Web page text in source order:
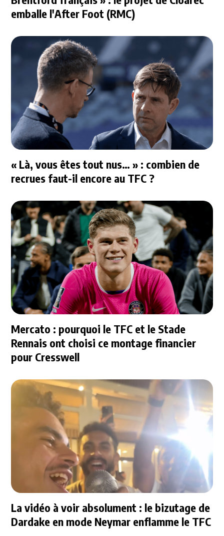
emballe l'After Foot (RMC)
« Là, vous êtes tout nus… » : combien de
recrues faut-il encore au TFC ?
Mercato : pourquoi le TFC et le Stade
Rennais ont choisi ce montage financier
pour Cresswell
La vidéo à voir absolument : le bizutage de
Dardake en mode Neymar enflamme le TFC